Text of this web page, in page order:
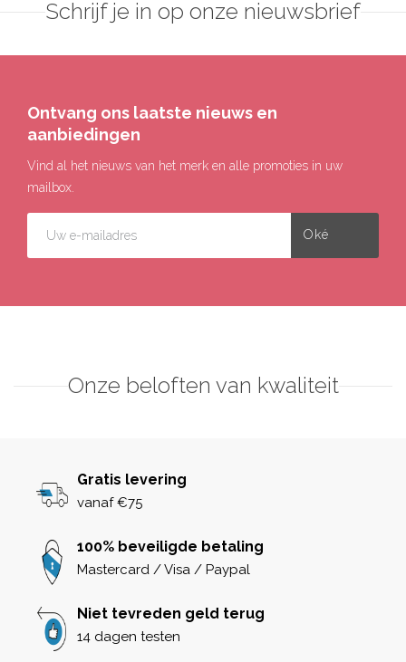
Schrijf je in op onze nieuwsbrief
Ontvang ons laatste nieuws en
aanbiedingen
Vind al het nieuws van het merk en alle promoties in uw
mailbox.
Onze beloften van kwaliteit
Gratis levering
vanaf €75
100% beveiligde betaling
Mastercard / Visa / Paypal
Niet tevreden geld terug
14 dagen testen